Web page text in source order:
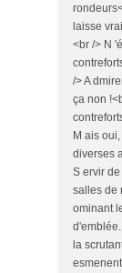
laisse
<br /> N
/> A
ça non
M ais
diverses
S ervir
salles de
ominant
la